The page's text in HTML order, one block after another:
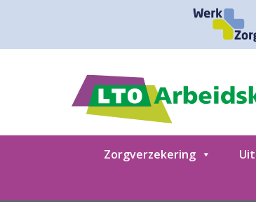
Zorgverzekering